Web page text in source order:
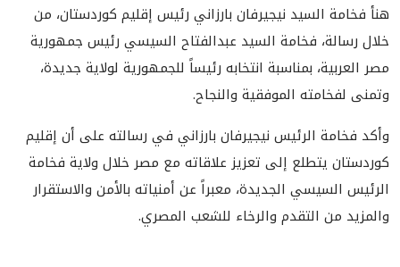
هنأ فخامة السيد نيجيرفان بارزاني رئيس إقليم كوردستان، من
خلال رسالة، فخامة السيد عبدالفتاح السيسي رئيس جمهورية
مصر العربية، بمناسبة انتخابه رئيساً للجمهورية لولاية جديدة،
وتمنى لفخامته الموفقية والنجاح.
وأكد فخامة الرئيس نيجيرفان بارزاني في رسالته على أن إقليم
كوردستان يتطلع إلى تعزيز علاقاته مع مصر خلال ولاية فخامة
الرئيس السيسي الجديدة، معبراً عن أمنياته بالأمن والاستقرار
والمزيد من التقدم والرخاء للشعب المصري.